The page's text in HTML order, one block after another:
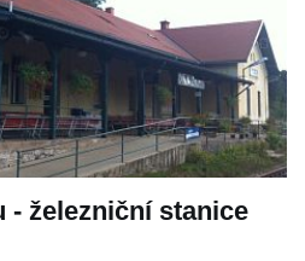
- železniční stanice